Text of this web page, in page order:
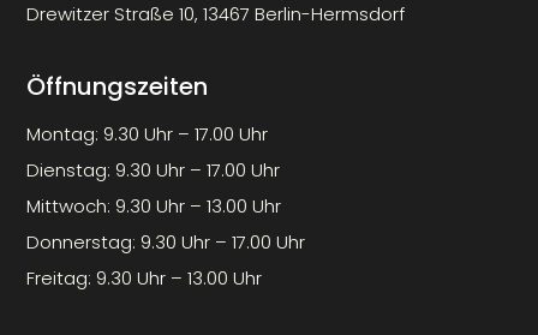
Drewitzer Straße 10, 13467 Berlin-Hermsdorf
Öffnungszeiten
Montag: 9.30 Uhr – 17.00 Uhr
Dienstag: 9.30 Uhr – 17.00 Uhr
Mittwoch: 9.30 Uhr – 13.00 Uhr
Donnerstag: 9.30 Uhr – 17.00 Uhr
Freitag: 9.30 Uhr – 13.00 Uhr